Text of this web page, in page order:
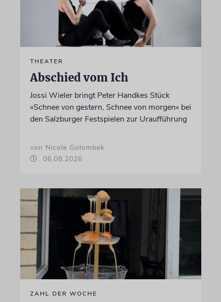
THEATER
Abschied vom Ich
Jossi Wieler bringt Peter Handkes Stück
»Schnee von gestern, Schnee von morgen« bei
den Salzburger Festspielen zur Uraufführung
von Nicole Golombek
06.08.2026
ZAHL DER WOCHE